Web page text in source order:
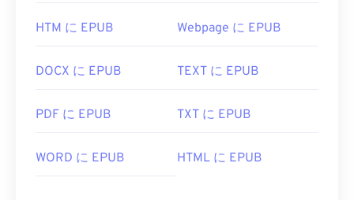
HTM に EPUB Webpage に EPUB
DOCX に EPUB TEXT に EPUB
PDF に EPUB TXT に EPUB
WORD に EPUB HTML に EPUB